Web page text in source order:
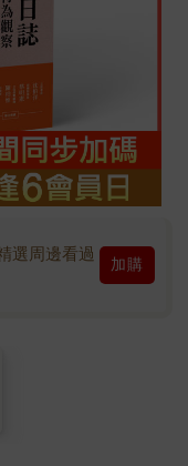
選周邊看過
加購